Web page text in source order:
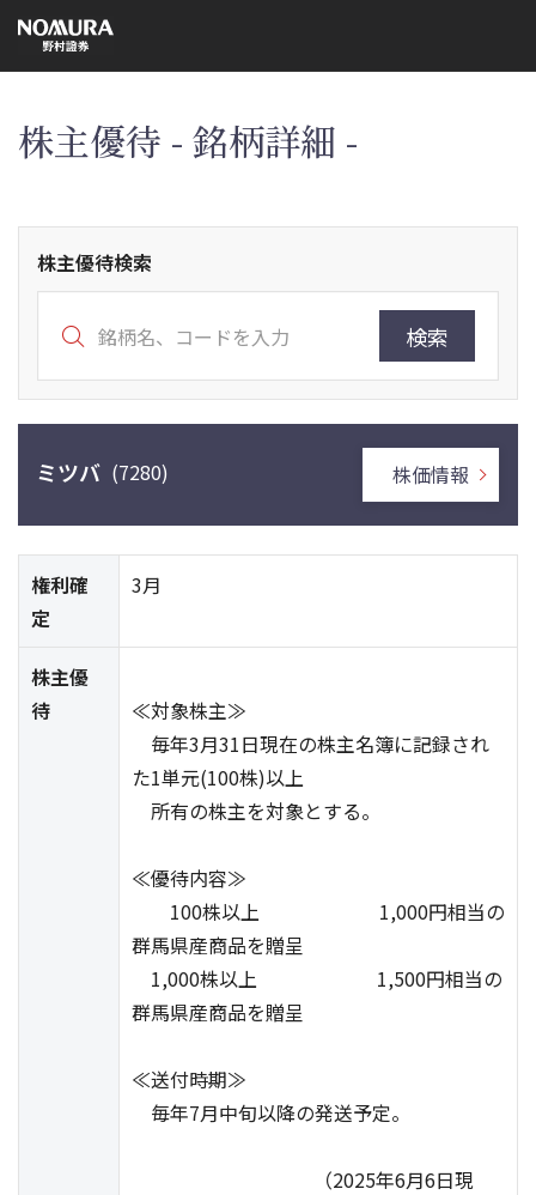
の
ー
株主優待 - 銘柄詳細 -
株主優待検索
検索
ミツバ (7280) 株価情報
権利確
定
3月
株主優
待
≪対象株主≫
毎年3月31日現在の株主名簿に記録され
た1単元(100株)以上
所有の株主を対象とする。
≪優待内容≫
100株以上 1,000円相当の
群馬県産商品を贈呈
1,000株以上 1,500円相当の
群馬県産商品を贈呈
≪送付時期≫
毎年7月中旬以降の発送予定。
（2025年6月6日現